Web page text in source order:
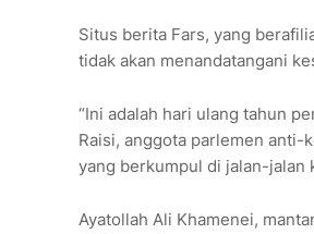
Situs berita Fars, yang
tidak akan menandatangani
“Ini adalah hari ulang tahun
Raisi, anggota parlemen anti-
yang berkumpul di jalan-jalan
Ayatollah Ali Khamenei,